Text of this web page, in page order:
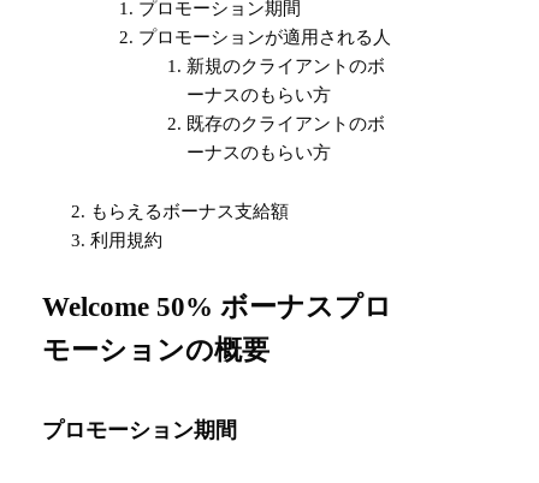
プロモーション期間
プロモーションが適用される人
新規のクライアントのボ
ーナスのもらい方
既存のクライアントのボ
ーナスのもらい方
もらえるボーナス支給額
利用規約
Welcome 50% ボーナスプロ
モーションの概要
プロモーション期間